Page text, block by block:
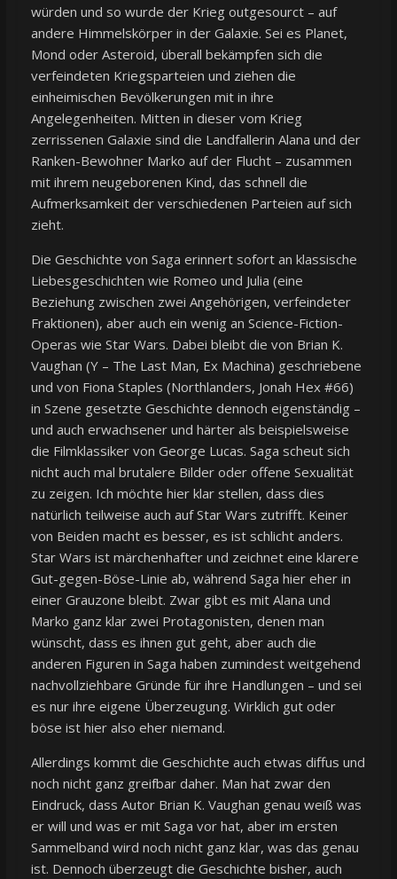
würden und so wurde der Krieg outgesourct – auf
andere Himmelskörper in der Galaxie. Sei es Planet,
Mond oder Asteroid, überall bekämpfen sich die
verfeindeten Kriegsparteien und ziehen die
einheimischen Bevölkerungen mit in ihre
Angelegenheiten. Mitten in dieser vom Krieg
zerrissenen Galaxie sind die Landfallerin Alana und der
Ranken-Bewohner Marko auf der Flucht – zusammen
mit ihrem neugeborenen Kind, das schnell die
Aufmerksamkeit der verschiedenen Parteien auf sich
zieht.
Die Geschichte von Saga erinnert sofort an klassische
Liebesgeschichten wie Romeo und Julia (eine
Beziehung zwischen zwei Angehörigen, verfeindeter
Fraktionen), aber auch ein wenig an Science-Fiction-
Operas wie Star Wars. Dabei bleibt die von Brian K.
Vaughan (Y – The Last Man, Ex Machina) geschriebene
und von Fiona Staples (Northlanders, Jonah Hex #66)
in Szene gesetzte Geschichte dennoch eigenständig –
und auch erwachsener und härter als beispielsweise
die Filmklassiker von George Lucas. Saga scheut sich
nicht auch mal brutalere Bilder oder offene Sexualität
zu zeigen. Ich möchte hier klar stellen, dass dies
natürlich teilweise auch auf Star Wars zutrifft. Keiner
von Beiden macht es besser, es ist schlicht anders.
Star Wars ist märchenhafter und zeichnet eine klarere
Gut-gegen-Böse-Linie ab, während Saga hier eher in
einer Grauzone bleibt. Zwar gibt es mit Alana und
Marko ganz klar zwei Protagonisten, denen man
wünscht, dass es ihnen gut geht, aber auch die
anderen Figuren in Saga haben zumindest weitgehend
nachvollziehbare Gründe für ihre Handlungen – und sei
es nur ihre eigene Überzeugung. Wirklich gut oder
böse ist hier also eher niemand.
Allerdings kommt die Geschichte auch etwas diffus und
noch nicht ganz greifbar daher. Man hat zwar den
Eindruck, dass Autor Brian K. Vaughan genau weiß was
er will und was er mit Saga vor hat, aber im ersten
Sammelband wird noch nicht ganz klar, was das genau
ist. Dennoch überzeugt die Geschichte bisher, auch